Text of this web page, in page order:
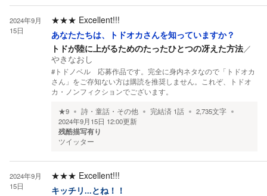
2024年9月
15日
★★★ Excellent!!!
あなたたちは、トドオカさんを知っていますか？
トドが陸に上がるためのたったひとつの冴えた方法／
やきなおし
#トドノベル 応募作品です。完全に身内ネタなので「トドオカ
さん」をご存知ない方は購読を推奨しません。これぞ、トドオ
カ・ノンフィクションでございます。
★9 詩・童話・その他 完結済 1話 2,735文字
2024年9月15日 12:00更新
残酷描写有り
ツイッター
2024年9月
15日
★★★ Excellent!!!
キッチリ...とね！！